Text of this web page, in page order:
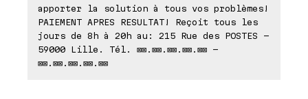
apporter la solution à tous vos problèmes!
PAIEMENT APRES RESULTAT! Reçoit tous les
jours de 8h à 20h au: 215 Rue des POSTES -
59000 Lille. Tél. ⊠⊠.⊠⊠.⊠⊠.⊠⊠.⊠⊠ -
⊠⊠.⊠⊠.⊠⊠.⊠⊠.⊠⊠